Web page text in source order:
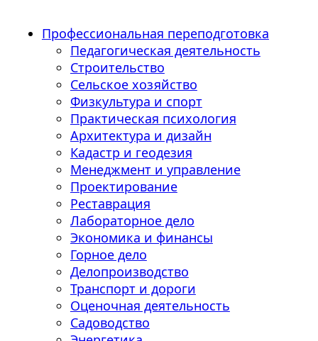
Профессиональная переподготовка
Педагогическая деятельность
Строительство
Сельское хозяйство
Физкультура и спорт
Практическая психология
Архитектура и дизайн
Кадастр и геодезия
Менеджмент и управление
Проектирование
Реставрация
Лабораторное дело
Экономика и финансы
Горное дело
Делопроизводство
Транспорт и дороги
Оценочная деятельность
Садоводство